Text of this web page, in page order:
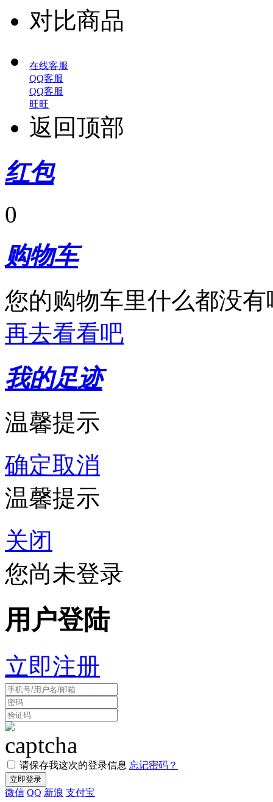
对比商品
在线客服
QQ客服
QQ客服
旺旺
返回顶部
红包
0
购物车
您的购物车里什么都没有
再去看看吧
我的足迹
温馨提示
确定取消
温馨提示
关闭
您尚未登录
用户登陆
立即注册
请保存我这次的登录信息 忘记密码？
微信 QQ 新浪 支付宝